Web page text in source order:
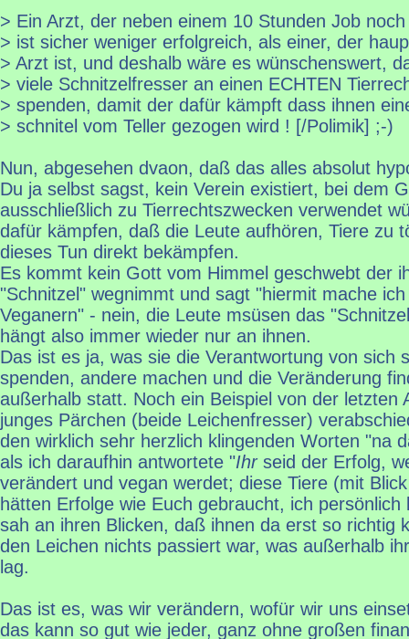
> Ein Arzt, der neben einem 10 Stunden Job
> ist sicher weniger erfolgreich, als einer, der
> Arzt ist, und deshalb wäre es wünschenswert,
> viele Schnitzelfresser an einen ECHTEN
> spenden, damit der dafür kämpft dass ihnen
> schnitel vom Teller gezogen wird ! [/Polimik] ;-)
Nun, abgesehen dvaon, daß das alles absolut
Du ja selbst sagst, kein Verein existiert, bei dem
ausschließlich zu Tierrechtszwecken verwendet
dafür kämpfen, daß die Leute aufhören, Tiere zu
dieses Tun direkt bekämpfen.
Es kommt kein Gott vom Himmel geschwebt der
"Schnitzel" wegnimmt und sagt "hiermit mache
Veganern" - nein, die Leute msüsen das
hängt also immer wieder nur an ihnen.
Das ist es ja, was sie die Verantwortung von sich
spenden, andere machen und die Veränderung
außerhalb statt. Noch ein Beispiel von der letzten
junges Pärchen (beide Leichenfresser)
den wirklich sehr herzlich klingenden Worten "na
als ich daraufhin antwortete "Ihrseid der Erfolg,
verändert und vegan werdet; diese Tiere (mit
hätten Erfolge wie Euch gebraucht, ich persönlich
sah an ihren Blicken, daß ihnen da erst so richtig
den Leichen nichts passiert war, was außerhalb
lag.
Das ist es, was wir verändern, wofür wir uns
das kann so gut wie jeder, ganz ohne großen